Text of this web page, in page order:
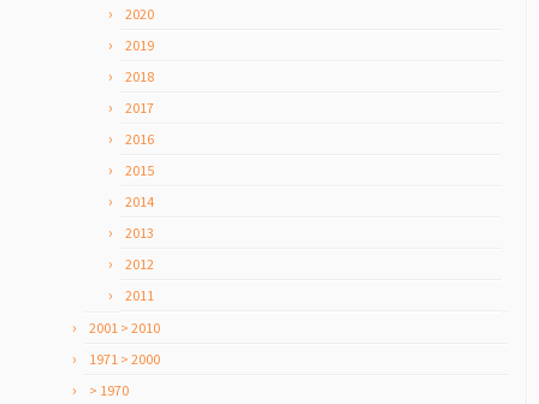
2020
2019
2018
2017
2016
2015
2014
2013
2012
2011
2001 > 2010
1971 > 2000
> 1970